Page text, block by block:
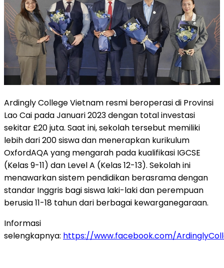
Ardingly College Vietnam resmi beroperasi di Provinsi
Lao Cai pada Januari 2023 dengan total investasi
sekitar £20 juta. Saat ini, sekolah tersebut memiliki
lebih dari 200 siswa dan menerapkan kurikulum
OxfordAQA yang mengarah pada kualifikasi IGCSE
(Kelas 9-11) dan Level A (Kelas 12-13). Sekolah ini
menawarkan sistem pendidikan berasrama dengan
standar Inggris bagi siswa laki-laki dan perempuan
berusia 11-18 tahun dari berbagai kewarganegaraan.
Informasi
selengkapnya: https://www.facebook.com/